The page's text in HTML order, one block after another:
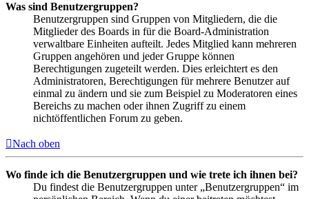
Was sind Benutzergruppen?
Benutzergruppen sind Gruppen von Mitgliedern, die die
Mitglieder des Boards in für die Board-Administration
verwaltbare Einheiten aufteilt. Jedes Mitglied kann mehreren
Gruppen angehören und jeder Gruppe können
Berechtigungen zugeteilt werden. Dies erleichtert es den
Administratoren, Berechtigungen für mehrere Benutzer auf
einmal zu ändern und sie zum Beispiel zu Moderatoren eines
Bereichs zu machen oder ihnen Zugriff zu einem
nichtöffentlichen Forum zu geben.
Nach oben
Wo finde ich die Benutzergruppen und wie trete ich ihnen bei?
Du findest die Benutzergruppen unter „Benutzergruppen“ im